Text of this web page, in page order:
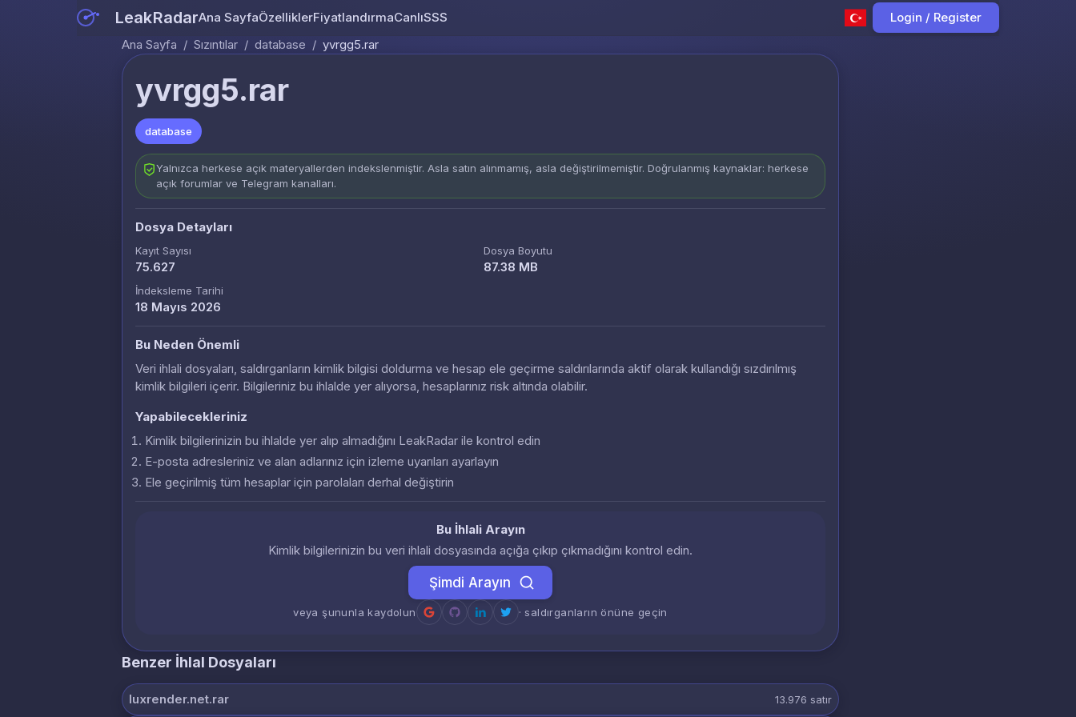
LeakRadarAna SayfaÖzelliklerFiyatlandırmaCanlıSSS
Login / Register
Ana Sayfa / Sızıntılar / database / yvrgg5.rar
yvrgg5.rar
database
Yalnızca herkese açık materyallerden indekslenmiştir. Asla satın alınmamış, asla değiştirilmemiştir. Doğrulanmış kaynaklar: herkese
açık forumlar ve Telegram kanalları.
Dosya Detayları
Kayıt Sayısı
75.627
Dosya Boyutu
87.38 MB
İndeksleme Tarihi
18 Mayıs 2026
Bu Neden Önemli
Veri ihlali dosyaları, saldırganların kimlik bilgisi doldurma ve hesap ele geçirme saldırılarında aktif olarak kullandığı sızdırılmış
kimlik bilgileri içerir. Bilgileriniz bu ihlalde yer alıyorsa, hesaplarınız risk altında olabilir.
Yapabilecekleriniz
Kimlik bilgilerinizin bu ihlalde yer alıp almadığını LeakRadar ile kontrol edin
E-posta adresleriniz ve alan adlarınız için izleme uyarıları ayarlayın
Ele geçirilmiş tüm hesaplar için parolaları derhal değiştirin
Bu İhlali Arayın
Kimlik bilgilerinizin bu veri ihlali dosyasında açığa çıkıp çıkmadığını kontrol edin.
Şimdi Arayın
veya şununla kaydolun · saldırganların önüne geçin
Benzer İhlal Dosyaları
luxrender.net.rar 13.976 satır